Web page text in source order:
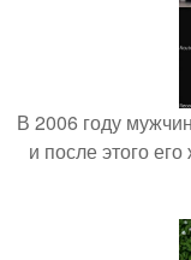
В 2006 году
и после этого